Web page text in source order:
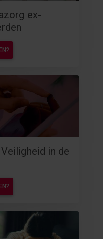
ex-
in de